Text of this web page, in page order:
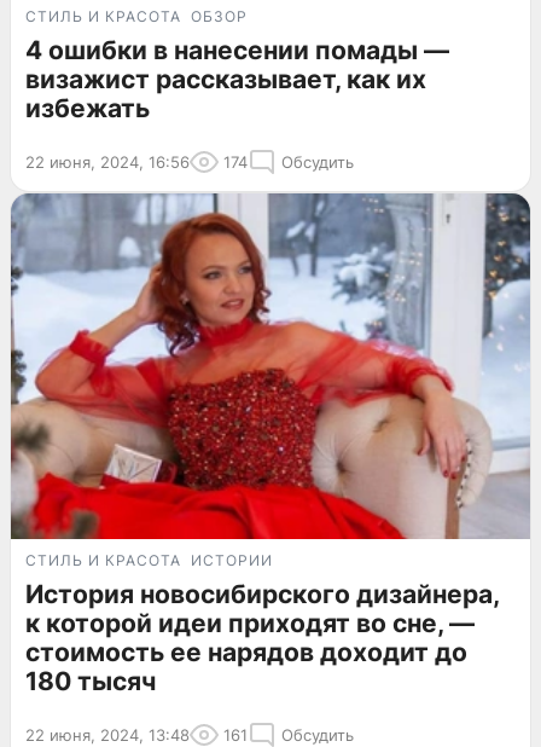
СТИЛЬ И КРАСОТА ОБЗОР
4 ошибки в нанесении помады —
визажист рассказывает, как их
избежать
22 июня, 2024, 16:56 174 Обсудить
СТИЛЬ И КРАСОТА ИСТОРИИ
История новосибирского дизайнера,
к которой идеи приходят во сне, —
стоимость ее нарядов доходит до
180 тысяч
22 июня, 2024, 13:48 161 Обсудить